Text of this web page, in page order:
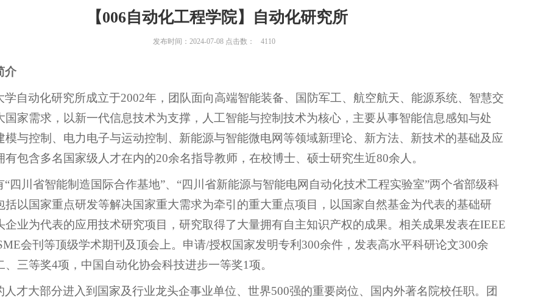
【006自动化工程学院】自动化研究所
发布时间：2024-07-08 点击数： 4110
介
学自动化研究所成立于2002年，团队面向高端智能装备、国防军工、航空航天、能源系统、智慧交
国家需求，以新一代信息技术为支撑，人工智能与控制技术为核心，主要从事智能信息感知与处
模与控制、电力电子与运动控制、新能源与智能微电网等领域新理论、新方法、新技术的基础及应
有包含多名国家级人才在内的20余名指导教师，在校博士、硕士研究生近80余人。
“四川省智能制造国际合作基地”、“四川省新能源与智能电网自动化技术工程实验室”两个省部级科
括以国家重点研发等解决国家重大需求为牵引的重大重点项目，以国家自然基金为代表的基础研
企业为代表的应用技术研究项目，研究取得了大量拥有自主知识产权的成果。相关成果发表在IEEE
会刊等顶级学术期刊及顶会上。申请/授权国家发明专利300余件，发表高水平科研论文300余
三等奖4项，中国自动化协会科技进步一等奖1项。
人才大部分进入到国家及行业龙头企事业单位、世界500强的重要岗位、国内外著名院校任职。团